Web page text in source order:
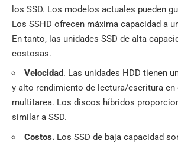
los SSD. Los modelos actuales pueden
Los SSHD ofrecen máxima capacidad a
En tanto, las unidades SSD de alta
costosas.
Velocidad. Las unidades HDD tienen
y alto rendimiento de lectura/escritura en
multitarea. Los discos híbridos
similar a SSD.
Costos. Los SSD de baja capacidad